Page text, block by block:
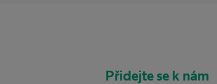
Přidejte se k nám